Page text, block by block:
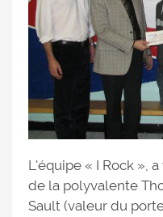
L'équipe « I Rock »,
de la polyvalente
Sault (valeur du